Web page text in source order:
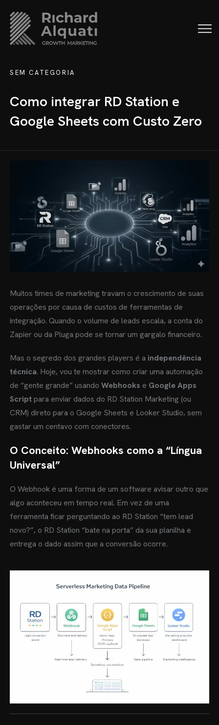
SEM CATEGORIA
Como integrar RD Station e
Google Sheets com Custo Zero
Muitos times de marketing travam o crescimento de suas
operações por causa de custos de ferramentas de
integração. Quando o volume de leads escala, a conta do
Zapier ou da Pluga pode se tornar um gargalo financeiro.
Mas o segredo dos grandes players é a independência
técnica. Hoje, vou te mostrar como criar uma automação
de “gente grande” usando Webhooks e Google Apps
Scriptpara enviar dados do RD Station Marketing (ou
CRM) direto para o Google Sheets e Looker Studio, sem
gastar um centavo com conectores.
O Conceito: Webhooks como a “Língua
Universal”
O Webhook é uma forma de um software avisar outro que
algo aconteceu em tempo real. Em vez de uma
ferramenta ficar perguntando ao RD Station “tem lead
novo?”, o RD Station “bate na porta” da sua planilha e
entrega o dado assim que a conversão ocorre.